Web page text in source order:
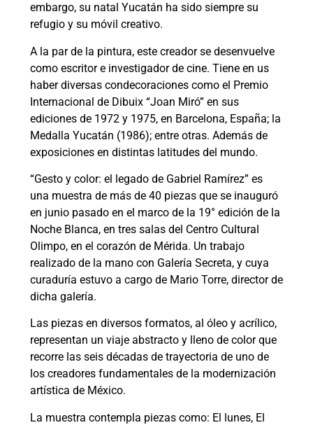
embargo, su natal Yucatán ha sido siempre su
refugio y su móvil creativo.
A la par de la pintura, este creador se desenvuelve
como escritor e investigador de cine. Tiene en us
haber diversas condecoraciones como el Premio
Internacional de Dibuix “Joan Miró” en sus
ediciones de 1972 y 1975, en Barcelona, España; la
Medalla Yucatán (1986); entre otras. Además de
exposiciones en distintas latitudes del mundo.
“Gesto y color: el legado de Gabriel Ramírez” es
una muestra de más de 40 piezas que se inauguró
en junio pasado en el marco de la 19° edición de la
Noche Blanca, en tres salas del Centro Cultural
Olimpo, en el corazón de Mérida. Un trabajo
realizado de la mano con Galería Secreta, y cuya
curaduría estuvo a cargo de Mario Torre, director de
dicha galería.
Las piezas en diversos formatos, al óleo y acrílico,
representan un viaje abstracto y lleno de color que
recorre las seis décadas de trayectoria de uno de
los creadores fundamentales de la modernización
artística de México.
La muestra contempla piezas como: El lunes, El